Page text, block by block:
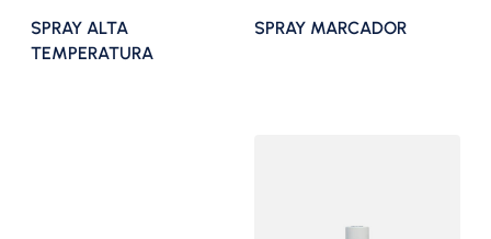
SPRAY ALTA
TEMPERATURA
SPRAY MARCADOR